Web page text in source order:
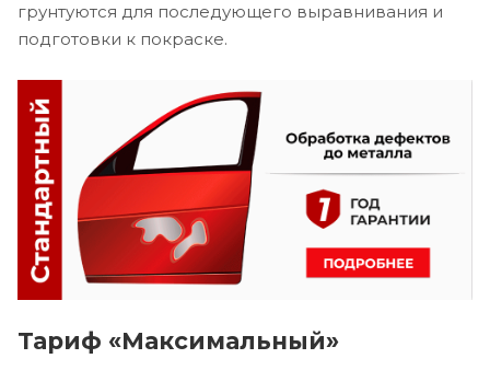
грунтуются для последующего выравнивания и
подготовки к покраске.
Тариф «Максимальный»